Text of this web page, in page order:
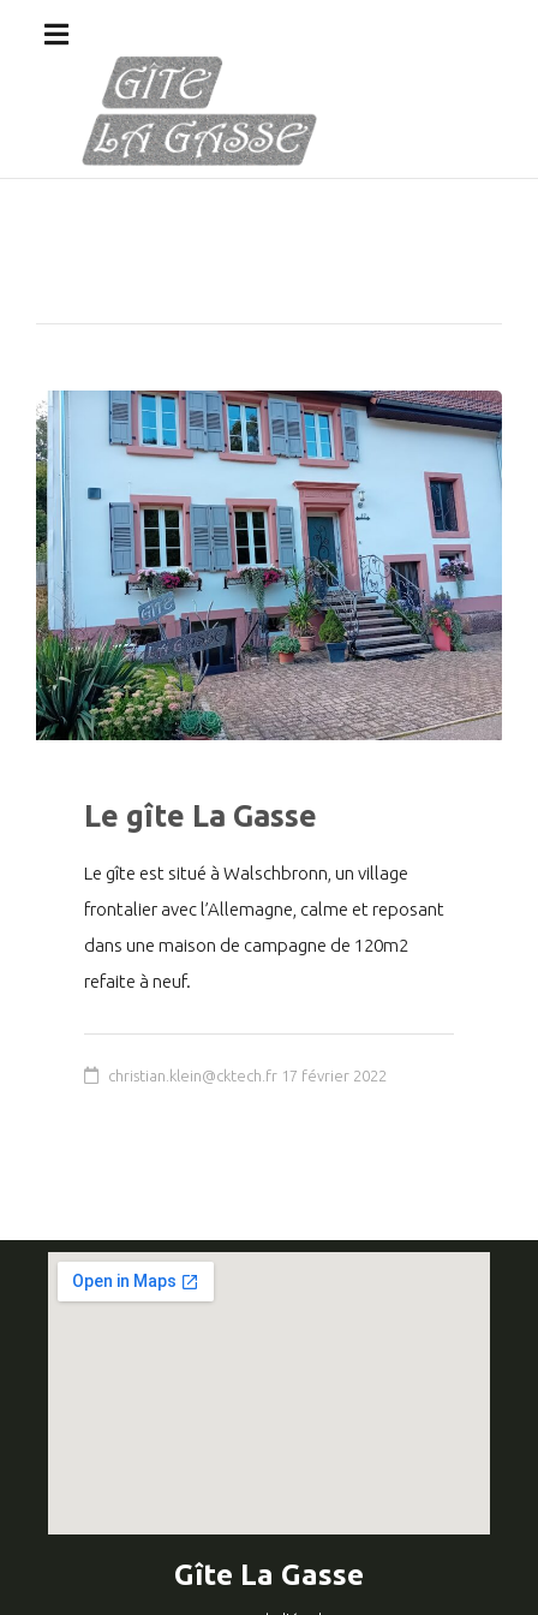
Le gîte La Gasse
Le gîte est situé à Walschbronn, un village
frontalier avec l’Allemagne, calme et reposant
dans une maison de campagne de 120m2
refaite à neuf.
christian.klein@cktech.fr 17 février 2022
Gîte La Gasse